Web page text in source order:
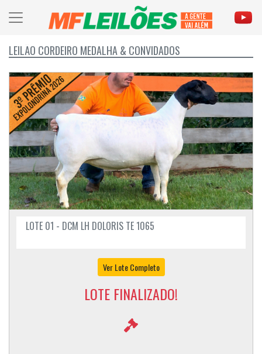
LEILÃO CORDEIRO MEDALHA & CONVIDADOS
LOTE 01 - DCM LH DOLORIS TE 1065
Ver Lote Completo
LOTE FINALIZADO!